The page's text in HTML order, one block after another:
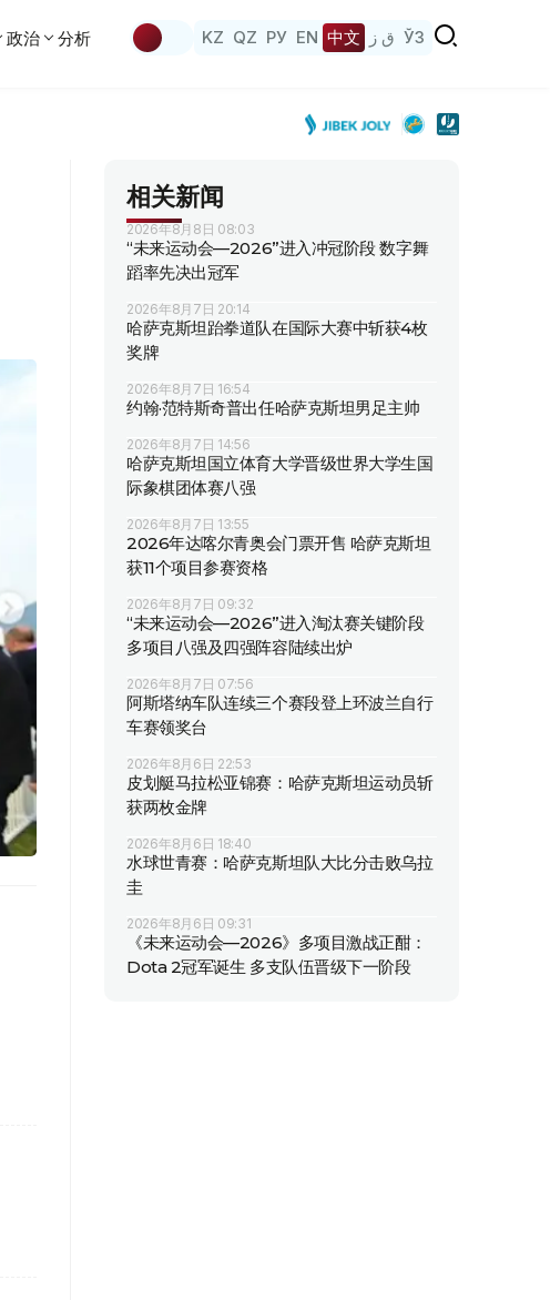
政治 分析 KZ QZ РУ EN 中文 ق ز ЎЗ
相关新闻
2026年8月8日 08:03
“未来运动会—2026”进入冲冠阶段 数字舞
蹈率先决出冠军
2026年8月7日 20:14
哈萨克斯坦跆拳道队在国际大赛中斩获4枚
奖牌
2026年8月7日 16:54
约翰·范特斯奇普出任哈萨克斯坦男足主帅
2026年8月7日 14:56
哈萨克斯坦国立体育大学晋级世界大学生国
际象棋团体赛八强
2026年8月7日 13:55
2026年达喀尔青奥会门票开售 哈萨克斯坦
获11个项目参赛资格
2026年8月7日 09:32
“未来运动会—2026”进入淘汰赛关键阶段
多项目八强及四强阵容陆续出炉
2026年8月7日 07:56
阿斯塔纳车队连续三个赛段登上环波兰自行
车赛领奖台
2026年8月6日 22:53
皮划艇马拉松亚锦赛：哈萨克斯坦运动员斩
获两枚金牌
2026年8月6日 18:40
水球世青赛：哈萨克斯坦队大比分击败乌拉
圭
2026年8月6日 09:31
《未来运动会—2026》多项目激战正酣：
Dota 2冠军诞生 多支队伍晋级下一阶段